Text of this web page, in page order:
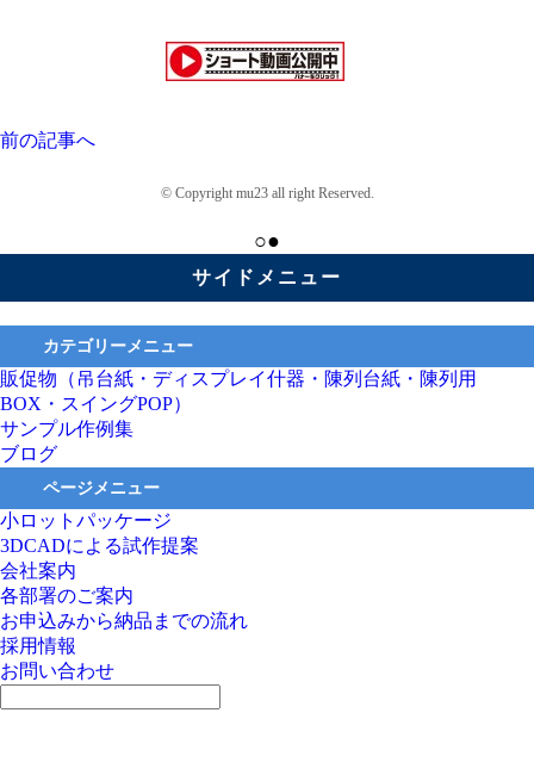
前の記事へ
© Copyright mu23 all right Reserved.
○●
サイドメニュー
カテゴリーメニュー
販促物（吊台紙・ディスプレイ什器・陳列台紙・陳列用
BOX・スイングPOP）
サンプル作例集
ブログ
ページメニュー
小ロットパッケージ
3DCADによる試作提案
会社案内
各部署のご案内
お申込みから納品までの流れ
採用情報
お問い合わせ